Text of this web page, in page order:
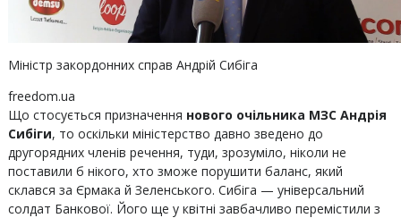
Міністр закордонних справ Андрій Сибіга
freedom.ua
Що стосується призначення нового очільника МЗС Андрія
Сибіги, то оскільки міністерство давно зведено до
другорядних членів речення, туди, зрозуміло, ніколи не
поставили б нікого, хто зможе порушити баланс, який
склався за Єрмака й Зеленського. Сибіга — універсальний
солдат Банкової. Його ще у квітні завбачливо перемістили з